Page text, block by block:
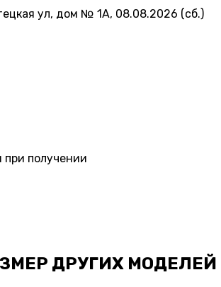
ул, дом № 1А, 08.08.2026 (сб.)
при получении
ДРУГИХ МОДЕЛЕЙ